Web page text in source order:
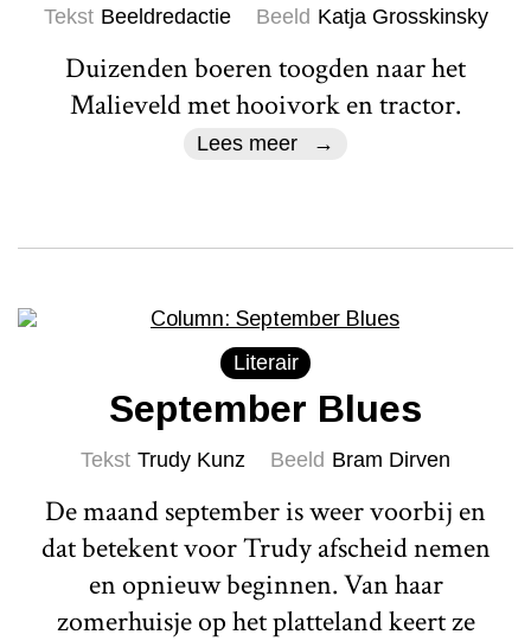
Tekst Beeldredactie Beeld Katja Grosskinsky
Duizenden boeren toogden naar het
Malieveld met hooivork en tractor.
Lees meer
Literair
September Blues
Tekst Trudy Kunz Beeld Bram Dirven
De maand september is weer voorbij en
dat betekent voor Trudy afscheid nemen
en opnieuw beginnen. Van haar
zomerhuisje op het platteland keert ze